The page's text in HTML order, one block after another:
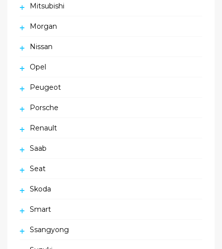
Mitsubishi
Morgan
Nissan
Opel
Peugeot
Porsche
Renault
Saab
Seat
Skoda
Smart
Ssangyong